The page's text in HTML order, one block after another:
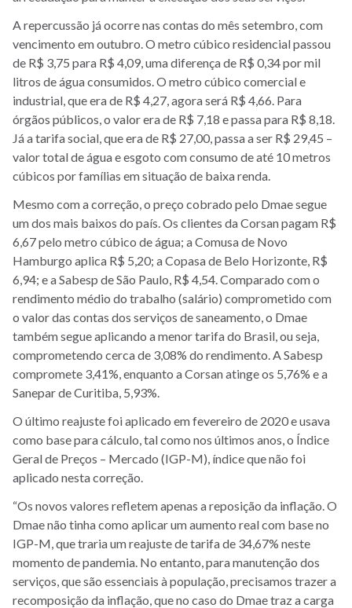
A repercussão já ocorre nas contas do mês setembro, com
vencimento em outubro. O metro cúbico residencial passou
de R$ 3,75 para R$ 4,09, uma diferença de R$ 0,34 por mil
litros de água consumidos. O metro cúbico comercial e
industrial, que era de R$ 4,27, agora será R$ 4,66. Para
órgãos públicos, o valor era de R$ 7,18 e passa para R$ 8,18.
Já a tarifa social, que era de R$ 27,00, passa a ser R$ 29,45 –
valor total de água e esgoto com consumo de até 10 metros
cúbicos por famílias em situação de baixa renda.
Mesmo com a correção, o preço cobrado pelo Dmae segue
um dos mais baixos do país. Os clientes da Corsan pagam R$
6,67 pelo metro cúbico de água; a Comusa de Novo
Hamburgo aplica R$ 5,20; a Copasa de Belo Horizonte, R$
6,94; e a Sabesp de São Paulo, R$ 4,54. Comparado com o
rendimento médio do trabalho (salário) comprometido com
o valor das contas dos serviços de saneamento, o Dmae
também segue aplicando a menor tarifa do Brasil, ou seja,
comprometendo cerca de 3,08% do rendimento. A Sabesp
compromete 3,41%, enquanto a Corsan atinge os 5,76% e a
Sanepar de Curitiba, 5,93%.
O último reajuste foi aplicado em fevereiro de 2020 e usava
como base para cálculo, tal como nos últimos anos, o Índice
Geral de Preços – Mercado (IGP-M), índice que não foi
aplicado nesta correção.
“Os novos valores refletem apenas a reposição da inflação. O
Dmae não tinha como aplicar um aumento real com base no
IGP-M, que traria um reajuste de tarifa de 34,67% neste
momento de pandemia. No entanto, para manutenção dos
serviços, que são essenciais à população, precisamos trazer a
recomposição da inflação, que no caso do Dmae traz a carga